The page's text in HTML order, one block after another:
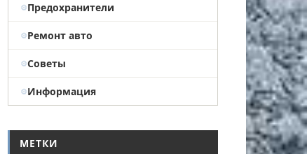
Предохранители
Ремонт авто
Советы
Информация
МЕТКИ